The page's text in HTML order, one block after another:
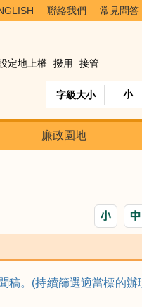
聯絡我們 常見問答
定地上權 撥用 接管
字級大小 小
廉政園地
。(持續篩選適當標的辦